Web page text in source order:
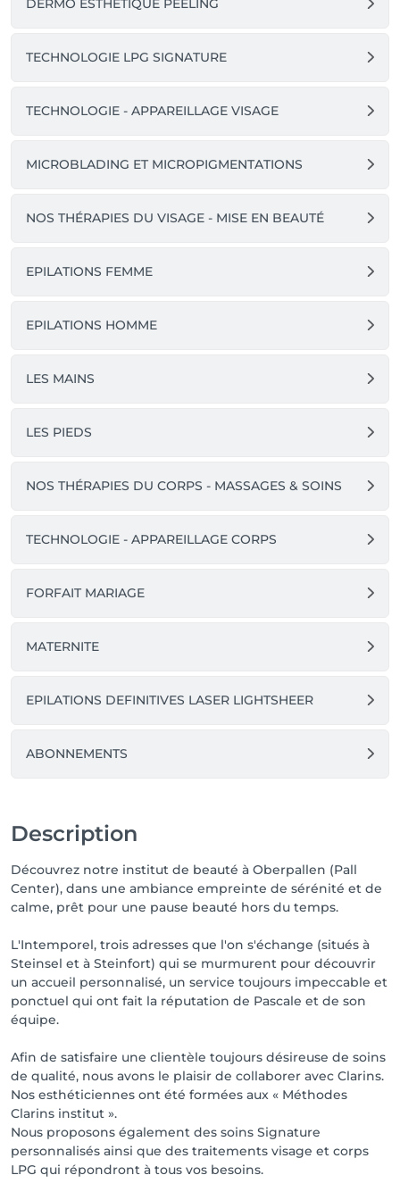
DERMO ESTHETIQUE PEELING
TECHNOLOGIE LPG SIGNATURE
TECHNOLOGIE - APPAREILLAGE VISAGE
MICROBLADING ET MICROPIGMENTATIONS
NOS THÉRAPIES DU VISAGE - MISE EN BEAUTÉ
EPILATIONS FEMME
EPILATIONS HOMME
LES MAINS
LES PIEDS
NOS THÉRAPIES DU CORPS - MASSAGES & SOINS
TECHNOLOGIE - APPAREILLAGE CORPS
FORFAIT MARIAGE
MATERNITE
EPILATIONS DEFINITIVES LASER LIGHTSHEER
ABONNEMENTS
Description
Découvrez notre institut de beauté à Oberpallen (Pall
Center), dans une ambiance empreinte de sérénité et de
calme, prêt pour une pause beauté hors du temps.
L'Intemporel, trois adresses que l'on s'échange (situés à
Steinsel et à Steinfort) qui se murmurent pour découvrir
un accueil personnalisé, un service toujours impeccable et
ponctuel qui ont fait la réputation de Pascale et de son
équipe.
Afin de satisfaire une clientèle toujours désireuse de soins
de qualité, nous avons le plaisir de collaborer avec Clarins.
Nos esthéticiennes ont été formées aux « Méthodes
Clarins institut ».
Nous proposons également des soins Signature
personnalisés ainsi que des traitements visage et corps
LPG qui répondront à tous vos besoins.